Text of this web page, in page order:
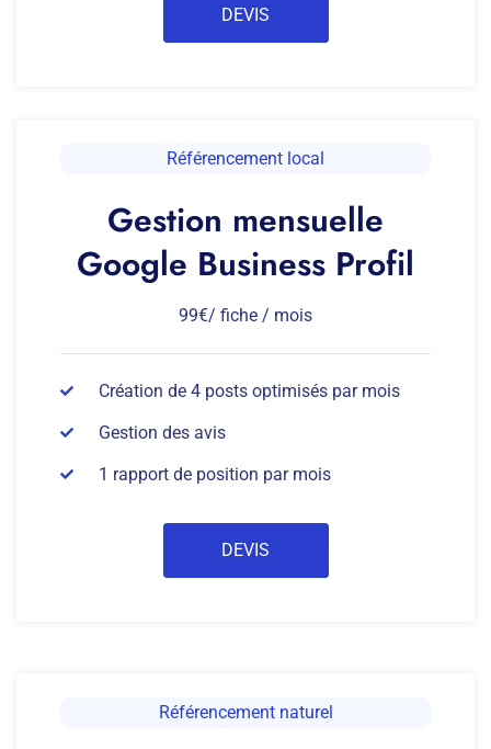
DEVIS
Référencement local
Gestion mensuelle
Google Business Profil
99€/ fiche / mois
Création de 4 posts optimisés par mois
Gestion des avis
1 rapport de position par mois
DEVIS
Référencement naturel